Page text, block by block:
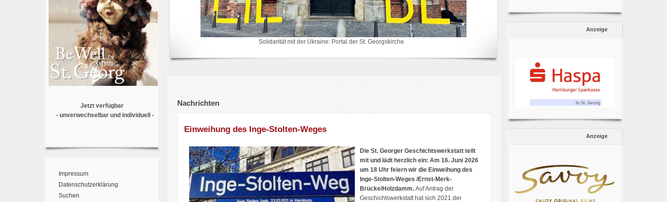
Jetzt verfügbar
- unverwechselbar und individuell -
Impressum
Datenschutzerklärung
Suchen
Solidarität mit der Ukraine: Portal der St. Georgskirche
Nachrichten
Einweihung des Inge-Stolten-Weges
Die St. Georger Geschichtswerkstatt teilt
mit und lädt herzlich ein: Am 16. Juni 2026
um 18 Uhr feiern wir die Einweihung des
Inge-Stolten-Weges /Ernst-Merk-
Brücke/Holzdamm. Auf Antrag der
Geschichtswerkstatt hat sich 2021 der
Anzeige
Anzeige